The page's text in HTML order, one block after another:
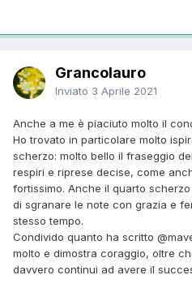
Grancolauro
Inviato 3 Aprile 2021
Anche a me è piaciuto molto il
Ho trovato in particolare molto
scherzo: molto bello il fraseggio
respiri e riprese decise, come
fortissimo. Anche il quarto
di sgranare le note con grazia e
stesso tempo.
Condivido quanto ha scritto
molto e dimostra coraggio, oltre
davvero continui ad avere il